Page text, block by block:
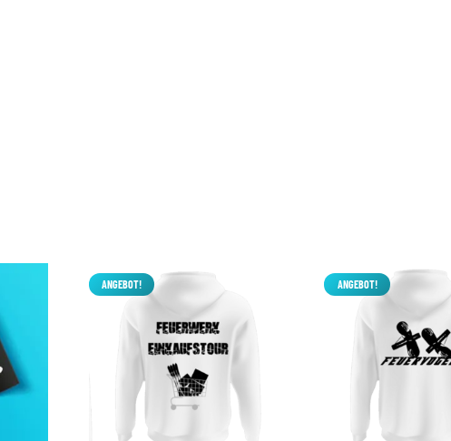
ANGEBOT! ANGEBOT!